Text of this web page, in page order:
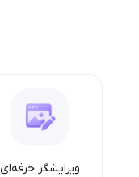
ویرایشگر حرفه‌ای